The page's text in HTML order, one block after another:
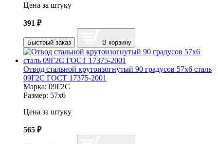
Цена за штуку
391 ₽
Быстрый заказ В корзину
Отвод стальной крутоизогнутый 90 градусов 57х6 сталь
09Г2С ГОСТ 17375-2001
Марка: 09Г2С
Размер: 57х6
Цена за штуку
565 ₽